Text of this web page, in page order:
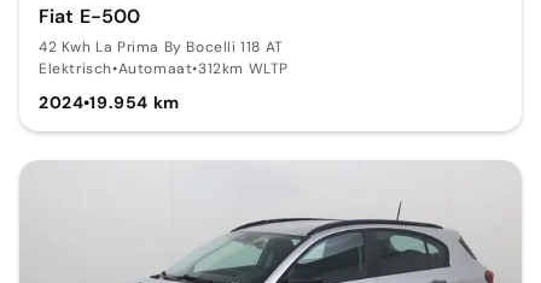
Fiat E-500
42 Kwh La Prima By Bocelli 118 AT
Elektrisch•Automaat•312km WLTP
2024•19.954 km